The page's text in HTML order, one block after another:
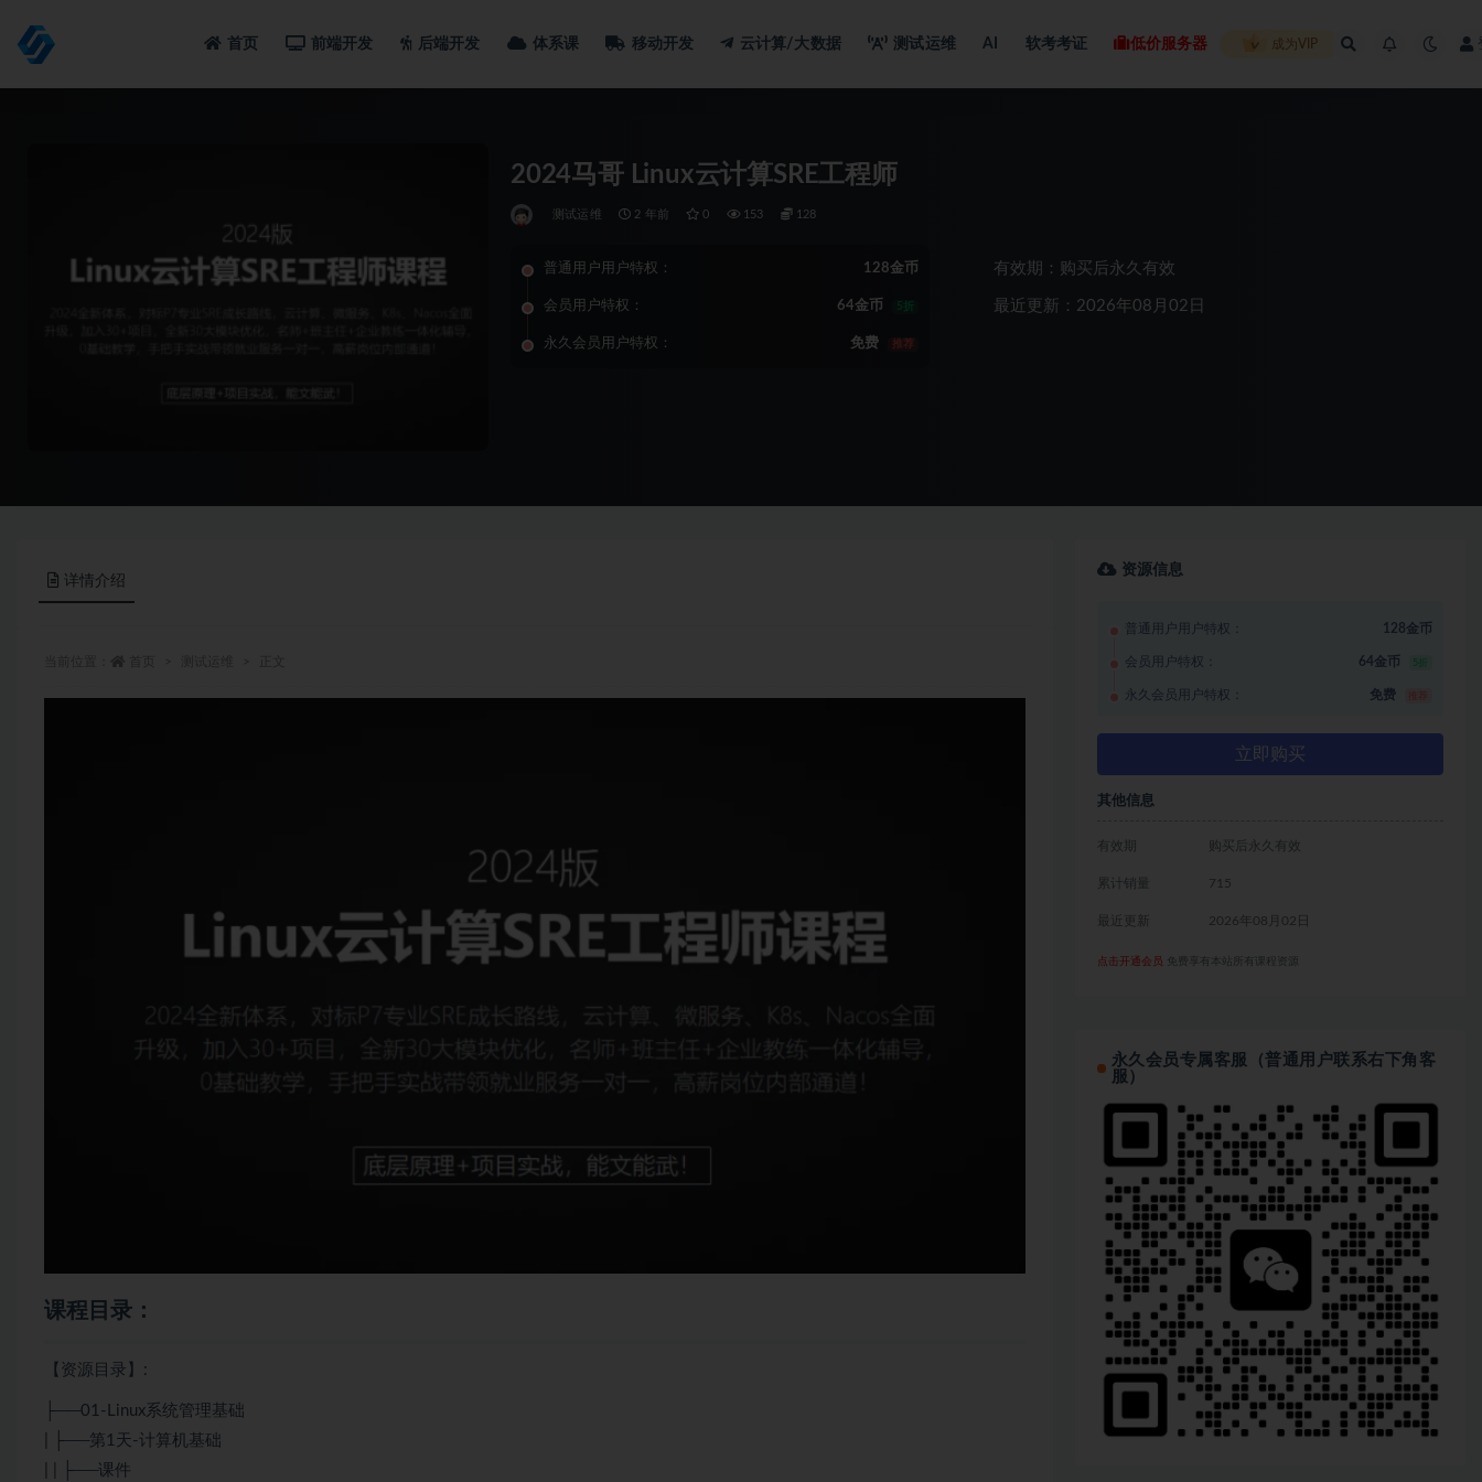
首页 前端开发 后端开发 体系课 移动开发 云计算/大数据 测试运维 AI 软考考证 低价服务器 成为VIP
2024马哥 Linux云计算SRE工程师
测试运维 2 年前 0 153 128
普通用户用户特权： 128金币
会员用户特权： 64金币 5折
永久会员用户特权： 免费 推荐
有效期：购买后永久有效
最近更新：2026年08月02日
详情介绍
课程目录：
【资源目录】:
├──01-Linux系统管理基础
| ├──第1天-计算机基础
| | ├──课件
资源信息
普通用户用户特权： 128金币
会员用户特权： 64金币 5折
永久会员用户特权： 免费
立即购买
其他信息
有效期 购买后永久有效
累计销量 715
最近更新 2026年08月02日
点击开通会员 免费享有本站所有课程资源
永久会员专属客服（普通用户联系右下角客
服）